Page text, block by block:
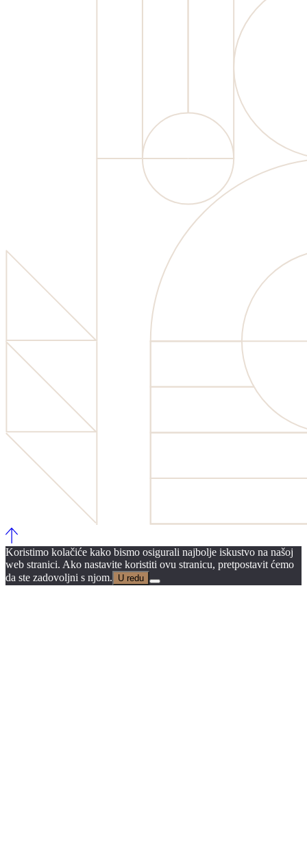
Koristimo kolačiće kako bismo osigurali najbolje iskustvo na našoj
web stranici. Ako nastavite koristiti ovu stranicu, pretpostavit ćemo
da ste zadovoljni s njom.
U redu